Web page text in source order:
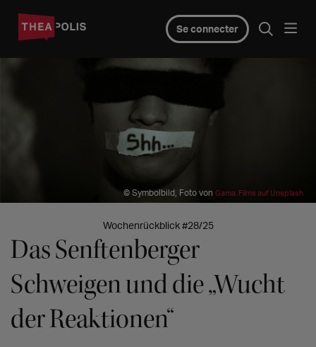
Se connecter
© Symbolbild, Foto von Gama. Films auf Unsplash
Wochenrückblick #28/25
Das Senftenberger
Schweigen und die „Wucht
der Reaktionen“